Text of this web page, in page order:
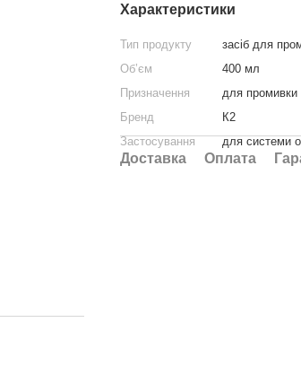
Характеристики
Тип продукту
засіб для
Об’єм
400 мл
Призначення
для промивки
Бренд
К2
Застосування
для системи
Доставка Оплата